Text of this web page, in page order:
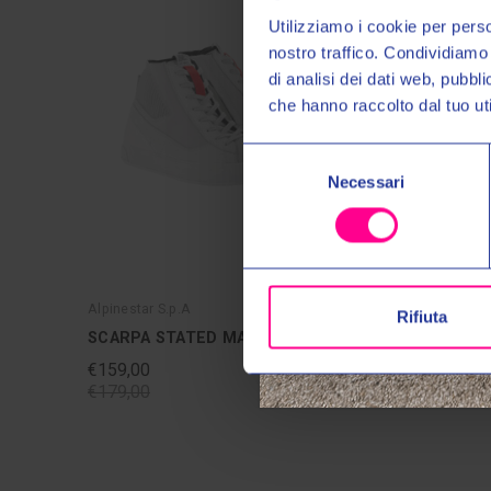
Utilizziamo i cookie per
nostro traffico.
di analisi dei dati web,
che hanno raccolto dal tuo
Necessari
Rifiuta
SCARPA STATED MAN WHITE
€159,00
Alpinestar
€179,00
€159,00